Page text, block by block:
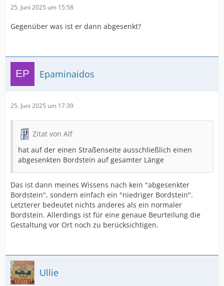
25. Juni 2025 um 15:58
Gegenüber was ist er dann abgesenkt?
Epaminaidos
25. Juni 2025 um 17:39
Zitat von Alf
hat auf der einen Straßenseite ausschließlich einen
abgesenkten Bordstein auf gesamter Länge
Das ist dann meines Wissens nach kein "abgesenkter
Bordstein", sondern einfach ein "niedriger Bordstein".
Letzterer bedeutet nichts anderes als ein normaler
Bordstein. Allerdings ist für eine genaue Beurteilung die
Gestaltung vor Ort noch zu berücksichtigen.
Ullie